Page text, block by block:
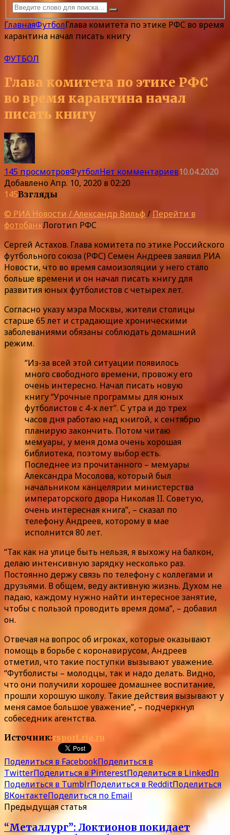
ГлавнаяФутболГлава комитета по этике РФС во время
карантина начал писать книгу
ФУТБОЛ
Глава комитета по этике РФС
во время карантина начал
писать книгу
145 просмотровФутболНет комментариев10.04.2020
Добавлено Апр. 10, 2020 в 02:20
145Взгляды
© РИА Новости / Александр Вильф / Перейти в
фотобанкЛоготип РФС
Сергей Астахов. Глава комитета по этике Российского
футбольного союза (РФС) Семен Андреев заявил РИА
Новости, что во время самоизоляции у него стало
больше времени и он начал писать книгу для
развития юных футболистов с четырех лет.
Согласно указу мэра Москвы, жители столицы
старше 65 лет и страдающие хроническими
заболеваниями обязаны соблюдать домашний
режим.
“Из-за всей этой ситуации появилось
много свободного времени, провожу его
очень интересно. Начал писать новую
книгу “Урочные программы для юных
футболистов с 4-х лет”. С утра и до трех
часов дня работаю над книгой, к сентябрю
планирую закончить. Потом читаю
мемуары, у меня дома очень хорошая
библиотека, поэтому выбор есть.
Последнее из прочитанного – мемуары
Александра Мосолова, который был
начальником канцелярии министерства
императорского двора Николая II. Советую,
очень интересная книга”, – сказал по
телефону Андреев, которому в мае
исполнится 80 лет.
“Так как на улице быть нельзя, я выхожу на балкон,
делаю интенсивную зарядку несколько раз.
Постоянно держу связь по телефону с коллегами и
друзьями. В общем, веду активную жизнь. Духом не
падаю, каждому нужно найти интересное занятие,
чтобы с пользой проводить время дома”, – добавил
он.
Отвечая на вопрос об игроках, которые оказывают
помощь в борьбе с коронавирусом, Андреев
отметил, что такие поступки вызывают уважение.
“Футболисты – молодцы, так и надо делать. Видно,
что они получили хорошее домашнее воспитание,
прошли хорошую школу. Такие действия вызывают у
меня самое большое уважение”, – подчеркнул
собеседник агентства.
Источник:rsport.ria.ru
Поделиться в FacebookПоделиться в
TwitterПоделиться в PinterestПоделиться в LinkedIn
Поделиться в TumblrПоделиться в RedditПоделиться
ВКонтактеПоделиться по Email
Предыдущая статья
“Металлург”: Локтионов покидает